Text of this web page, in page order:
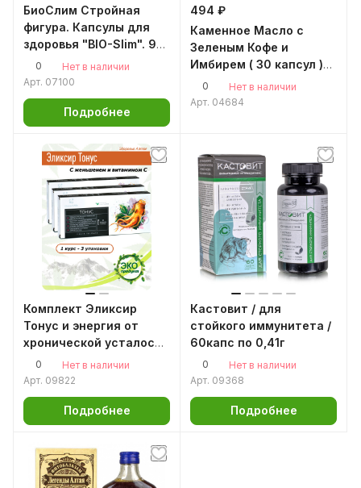
БиоСлим Стройная
фигура. Капсулы для
здоровья "BIO-Slim". 90
капсул по 0,3гр
0
Нет в наличии
Арт. 07100
Подробнее
494 ₽
Каменное Масло с
Зеленым Кофе и
Имбирем ( 30 капсул )
стройная фигура
0
Нет в наличии
Арт. 04684
Комплект Эликсир
Тонус и энергия от
хронической усталости
3 шт.
0
Нет в наличии
Арт. 09822
Подробнее
Кастовит / для
стойкого иммунитета /
60капс по 0,41г
0
Нет в наличии
Арт. 09368
Подробнее